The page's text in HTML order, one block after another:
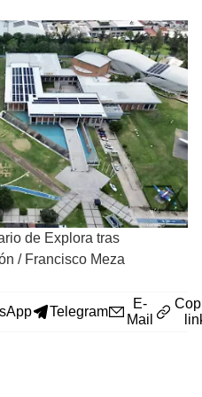
de Explora tras
/ Francisco Meza
Telegram
E-
Mail